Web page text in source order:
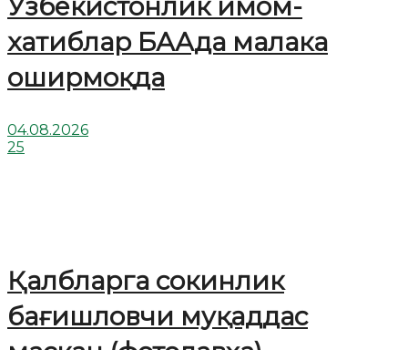
Ўзбекистонлик имом-
хатиблар БААда малака
оширмоқда
04.08.2026
25
Қалбларга сокинлик
бағишловчи муқаддас